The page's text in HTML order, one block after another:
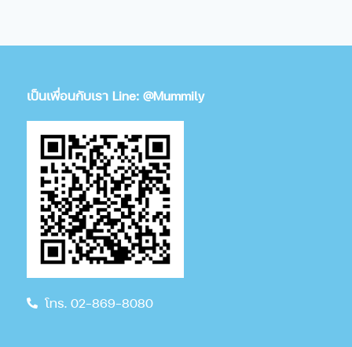
เป็นเพื่อนกับเรา Line: @Mummily
โทร. 02-869-8080